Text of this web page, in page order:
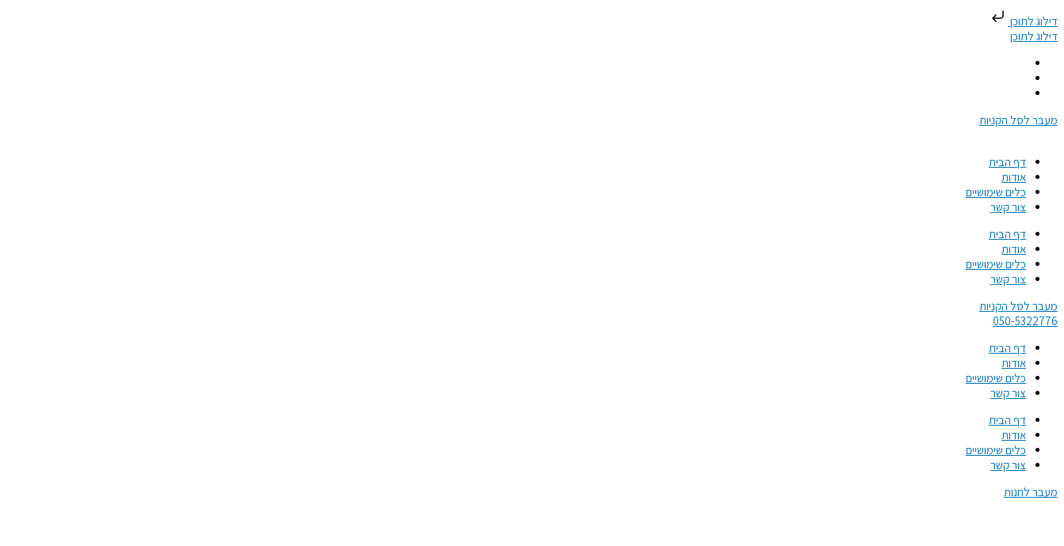
דילוג לתוכן
דילוג לתוכן
מעבר לסל הקניות
דף הבית
אודות
כלים שימושיים
צור קשר
דף הבית
אודות
כלים שימושיים
צור קשר
מעבר לסל הקניות
050-5322776​
דף הבית
אודות
כלים שימושיים
צור קשר
דף הבית
אודות
כלים שימושיים
צור קשר
מעבר לחנות